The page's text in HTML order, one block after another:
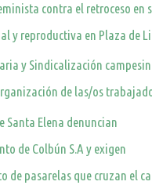
contra el retroceso en
y reproductiva en Plaza de
y Sindicalización
de las/os
Santa Elena denuncian
de Colbún S.A y exigen
de pasarelas que cruzan el